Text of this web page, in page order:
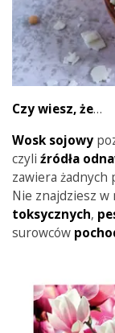
Czy wiesz, że…
Wosk sojowy
czyli źródła
zawiera
Nie znajdziesz w
toksycznych,
surowców